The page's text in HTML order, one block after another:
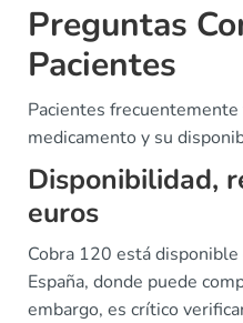
Preguntas
Pacientes
Pacientes
medicamento y su
Disponibilidad,
euros
Cobra 120 está
España, donde puede
embargo, es crítico